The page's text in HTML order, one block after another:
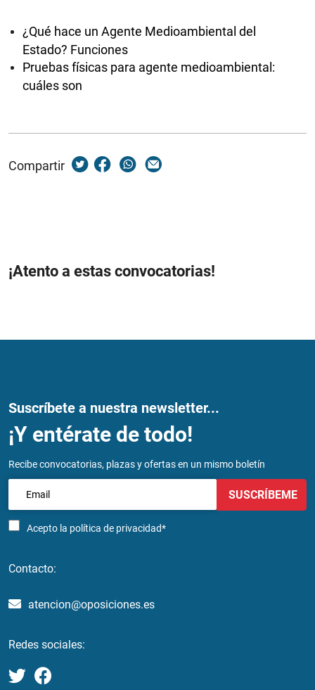
¿Qué hace un Agente Medioambiental del
Estado? Funciones
Pruebas físicas para agente medioambiental:
cuáles son
Compartir
¡Atento a estas convocatorias!
Suscríbete a nuestra newsletter...
¡Y entérate de todo!
Recibe convocatorias, plazas y ofertas en un mismo boletín
Acepto la política de privacidad*
SUSCRÍBEME
Contacto:
atencion@oposiciones.es
Redes sociales: